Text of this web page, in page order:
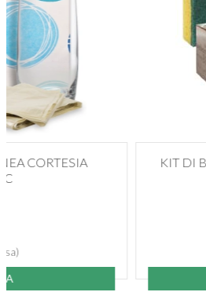
KIT DI BENVENUTO OSPITI
CORTESIA
ACQUISTA